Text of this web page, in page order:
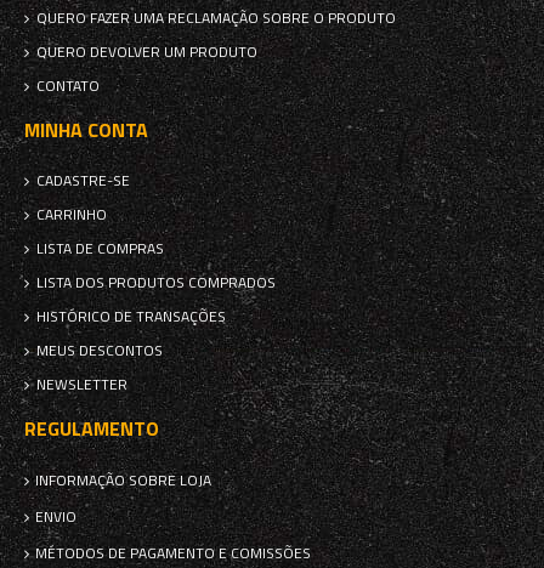
QUERO FAZER UMA RECLAMAÇÃO SOBRE O PRODUTO
QUERO DEVOLVER UM PRODUTO
CONTATO
MINHA CONTA
CADASTRE-SE
CARRINHO
LISTA DE COMPRAS
LISTA DOS PRODUTOS COMPRADOS
HISTÓRICO DE TRANSAÇÕES
MEUS DESCONTOS
NEWSLETTER
REGULAMENTO
INFORMAÇÃO SOBRE LOJA
ENVIO
MÉTODOS DE PAGAMENTO E COMISSÕES